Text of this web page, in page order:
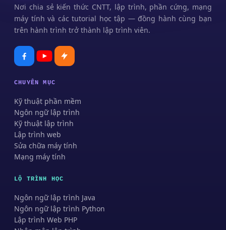
Nơi chia sẻ kiến thức CNTT, lập trình, phần cứng, mạng
máy tính và các tutorial học tập — đồng hành cùng bạn
trên hành trình trở thành lập trình viên.
CHUYÊN MỤC
Kỹ thuật phần mềm
Ngôn ngữ lập trình
Kỹ thuật lập trình
Lập trình web
Sửa chữa máy tính
Mạng máy tính
LỘ TRÌNH HỌC
Ngôn ngữ lập trình Java
Ngôn ngữ lập trình Python
Lập trình Web PHP